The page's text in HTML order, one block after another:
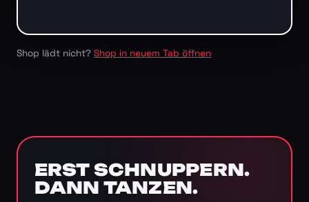
Shop lädt nicht? Shop in neuem Tab öffnen
ERST SCHNUPPERN.
DANN TANZEN.